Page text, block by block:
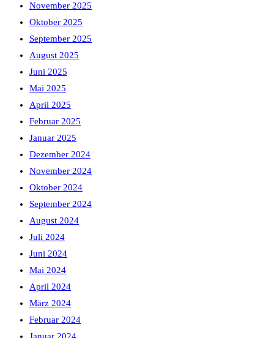
November 2025
Oktober 2025
September 2025
August 2025
Juni 2025
Mai 2025
April 2025
Februar 2025
Januar 2025
Dezember 2024
November 2024
Oktober 2024
September 2024
August 2024
Juli 2024
Juni 2024
Mai 2024
April 2024
März 2024
Februar 2024